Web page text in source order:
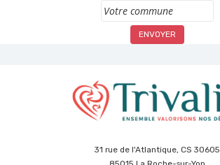
Commune
31 rue de l'Atlantique, CS 30605